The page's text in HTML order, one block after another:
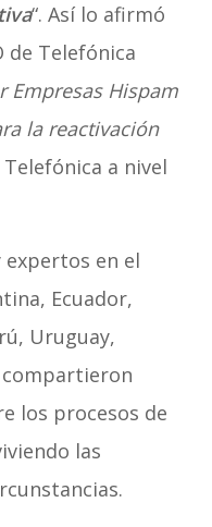
“. Así lo afirmó
de Telefónica
Empresas Hispam
la reactivación
a nivel
expertos en el
Ecuador,
Uruguay,
compartieron
los procesos de
las